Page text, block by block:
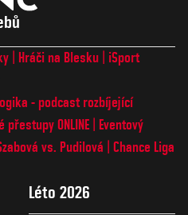
Hráči na Blesku
iSport
- podcast rozbíjející
přestupy ONLINE
Eventový
vs. Pudilová
Chance Liga
Léto 2026